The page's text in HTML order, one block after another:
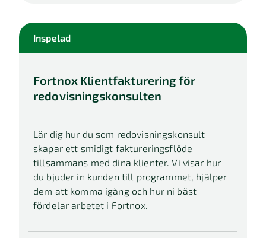
Inspelad
Fortnox Klientfakturering för
redovisningskonsulten
Lär dig hur du som redovisningskonsult
skapar ett smidigt faktureringsflöde
tillsammans med dina klienter. Vi visar hur
du bjuder in kunden till programmet, hjälper
dem att komma igång och hur ni bäst
fördelar arbetet i Fortnox.